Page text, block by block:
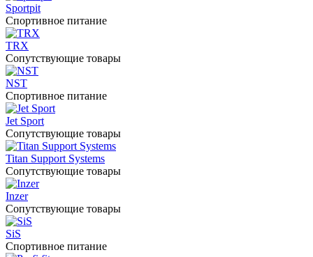
Sportpit
Спортивное питание
TRX
Сопутствующие товары
NST
Спортивное питание
Jet Sport
Сопутствующие товары
Titan Support Systems
Сопутствующие товары
Inzer
Сопутствующие товары
SiS
Спортивное питание